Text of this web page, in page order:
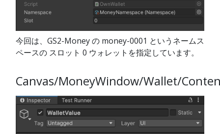
今回は、GS2-Money の money-0001 というネームス
ペースの スロット 0 ウォレットを指定しています。
Canvas/MoneyWindow/Wallet/